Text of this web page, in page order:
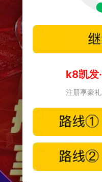
k8凯发
注册享豪